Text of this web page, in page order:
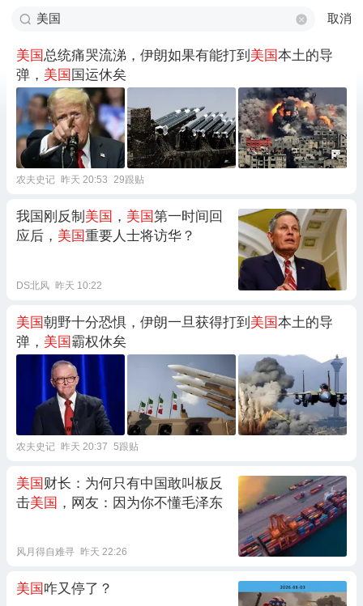
取消
美国总统痛哭流涕，伊朗如果有能打到 美国本土的导
弹， 美国 国运休矣
农夫史记 昨天 20:53 29跟贴
我国刚反制 美国 ， 美国第一时间回
应后， 美国重要人士将访华？
DS北风 昨天 10:22
美国朝野十分恐惧，伊朗一旦获得打到 美国本土的导
弹， 美国 霸权休矣
农夫史记 昨天 20:37 5跟贴
美国 财长：为何只有中国敢叫板反
击美国 ，网友：因为你不懂毛泽东
风月得自难寻 昨天 22:26
美国 咋又停了？